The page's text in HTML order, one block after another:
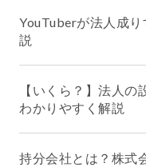
YouTuberが法人成
説
【いくら？】法人
わかりやすく解説
持分会社とは？株式